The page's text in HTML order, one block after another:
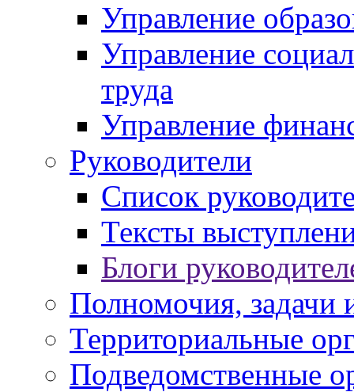
Управление
Управление
труда
Управление
Руководители
Список
Тексты
Блоги
Полномочия, задачи
Территориальные
Подведомственные